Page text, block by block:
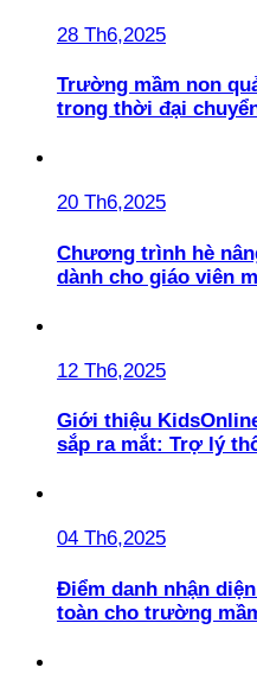
28 Th6,2025
Trường mầm non
trong thời đại
20 Th6,2025
Chương trình hè
dành cho giáo viên
12 Th6,2025
Giới thiệu
sắp ra mắt: Trợ lý
04 Th6,2025
Điểm danh nhận
toàn cho trường